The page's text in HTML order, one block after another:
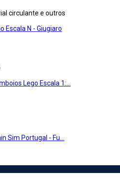
circulante e outros
Escala N - Giugiaro
Lego Escala 1:...
Sim Portugal - Fu...